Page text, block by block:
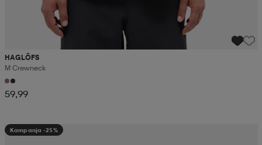
HAGLÖFS
M Crewneck
59,99
Kampanja -25%